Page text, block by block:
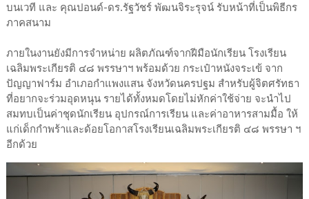
บนเวที และ คุณปอนด์-ดร.รัฐวัชร์ พัฒนจิระรุจน์ รับหน้าที่เป็นพิธีกร
ภาคสนาม
ภายในงานยังมีการจำหน่าย ผลิตภัณฑ์จากฝีมือนักเรียน โรงเรียน
เฉลิมพระเกียรติ ๔๘ พรรษาฯ พร้อมด้วย กระเป๋าหนังจระเข้ จาก
ปัญญาฟาร์ม อำเภอกำแพงแสน จังหวัดนครปฐม สำหรับผู้จิตศรัทธา
ที่อยากจะร่วมอุดหนุน รายได้ทั้งหมดโดยไม่หักค่าใช้จ่าย จะนำไป
สมทบเป็นค่าชุดนักเรียน อุปกรณ์การเรียน และค่าอาหารสามมื้อ ให้
แก่เด็กกำพร้าและด้อยโอกาสโรงเรียนเฉลิมพระเกียรติ ๔๘ พรรษา ฯ
อีกด้วย